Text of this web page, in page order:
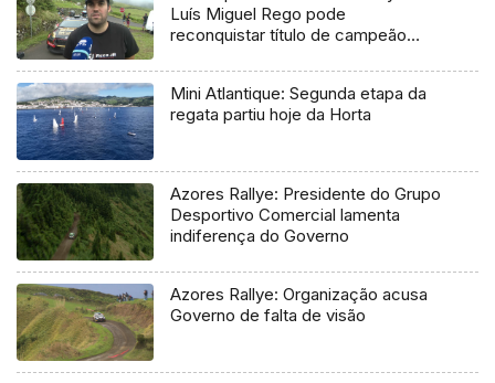
Luís Miguel Rego pode
reconquistar título de campeão
Mini Atlantique: Segunda etapa da
regata partiu hoje da Horta
Azores Rallye: Presidente do Grupo
Desportivo Comercial lamenta
indiferença do Governo
Azores Rallye: Organização acusa
Governo de falta de visão